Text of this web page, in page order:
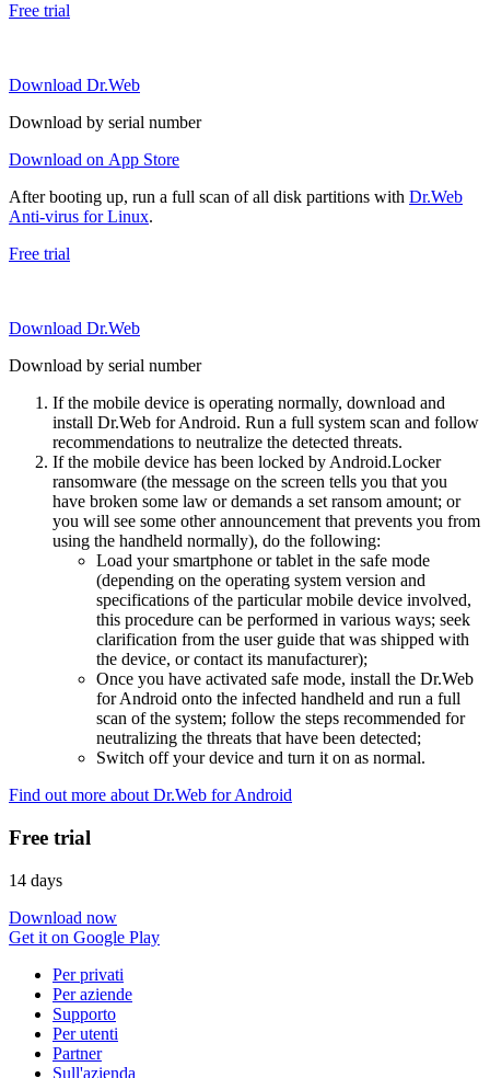
Free trial
Download Dr.Web
Download by serial number
Download on App Store
After booting up, run a full scan of all disk partitions with Dr.Web
Anti-virus for Linux.
Free trial
Download Dr.Web
Download by serial number
If the mobile device is operating normally, download and
install Dr.Web for Android. Run a full system scan and follow
recommendations to neutralize the detected threats.
If the mobile device has been locked by Android.Locker
ransomware (the message on the screen tells you that you
have broken some law or demands a set ransom amount; or
you will see some other announcement that prevents you from
using the handheld normally), do the following:
Load your smartphone or tablet in the safe mode
(depending on the operating system version and
specifications of the particular mobile device involved,
this procedure can be performed in various ways; seek
clarification from the user guide that was shipped with
the device, or contact its manufacturer);
Once you have activated safe mode, install the Dr.Web
for Android onto the infected handheld and run a full
scan of the system; follow the steps recommended for
neutralizing the threats that have been detected;
Switch off your device and turn it on as normal.
Find out more about Dr.Web for Android
Free trial
14 days
Download now
Get it on Google Play
Per privati
Per aziende
Supporto
Per utenti
Partner
Sull'azienda